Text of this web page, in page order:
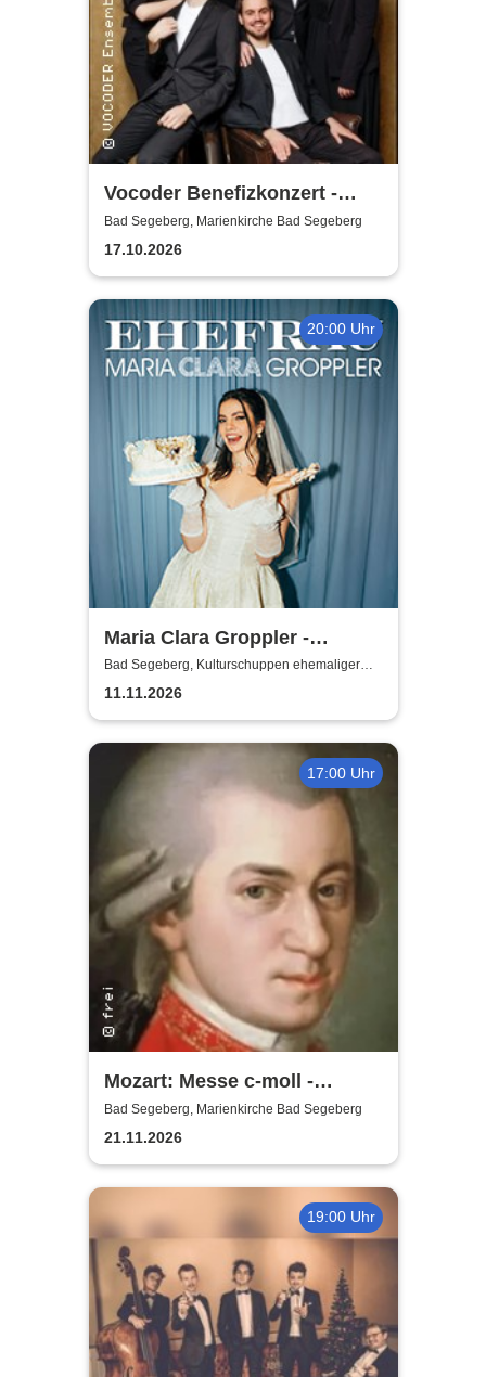
Vocoder Benefizkonzert -
zugunsten der Tafel Stiftung
Schleswig-Holstein
Bad Segeberg, Marienkirche Bad Segeberg
17.10.2026
20:00 Uhr
Maria Clara Groppler -
Ehefrau | 2026
Bad Segeberg, Kulturschuppen ehemaliger
Antikschuppen
11.11.2026
17:00 Uhr
Mozart: Messe c-moll -
Marienkirche Bad Segeberg
Bad Segeberg, Marienkirche Bad Segeberg
21.11.2026
19:00 Uhr